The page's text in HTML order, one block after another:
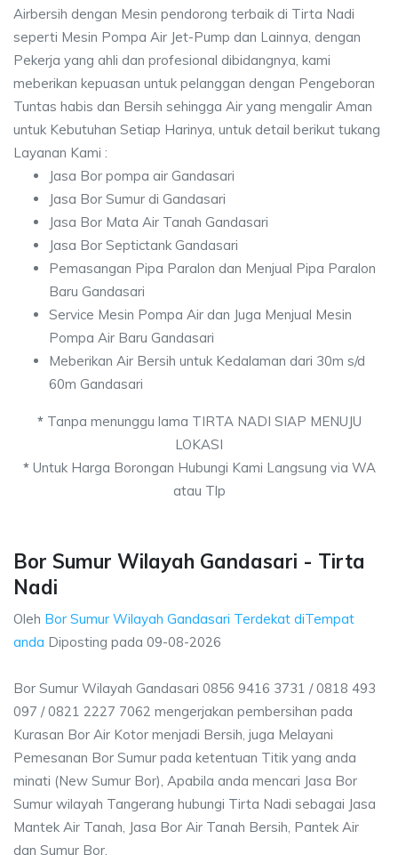
Airbersih dengan Mesin pendorong terbaik di Tirta Nadi
seperti Mesin Pompa Air Jet-Pump dan Lainnya, dengan
Pekerja yang ahli dan profesional dibidangnya, kami
meberikan kepuasan untuk pelanggan dengan Pengeboran
Tuntas habis dan Bersih sehingga Air yang mengalir Aman
untuk Kebutuhan Setiap Harinya, untuk detail berikut tukang
Layanan Kami :
Jasa Bor pompa air Gandasari
Jasa Bor Sumur di Gandasari
Jasa Bor Mata Air Tanah Gandasari
Jasa Bor Septictank Gandasari
Pemasangan Pipa Paralon dan Menjual Pipa Paralon
Baru Gandasari
Service Mesin Pompa Air dan Juga Menjual Mesin
Pompa Air Baru Gandasari
Meberikan Air Bersih untuk Kedalaman dari 30m s/d
60m Gandasari
*Tanpa menunggu lama TIRTA NADI SIAP MENUJU
LOKASI
*Untuk Harga Borongan Hubungi Kami Langsung via WA
atau Tlp
Bor Sumur Wilayah Gandasari - Tirta
Nadi
Oleh Bor Sumur Wilayah Gandasari Terdekat diTempat
anda Diposting pada 09-08-2026
Bor Sumur Wilayah Gandasari 0856 9416 3731 / 0818 493
097 / 0821 2227 7062 mengerjakan pembersihan pada
Kurasan Bor Air Kotor menjadi Bersih, juga Melayani
Pemesanan Bor Sumur pada ketentuan Titik yang anda
minati (New Sumur Bor), Apabila anda mencari Jasa Bor
Sumur wilayah Tangerang hubungi Tirta Nadi sebagai Jasa
Mantek Air Tanah, Jasa Bor Air Tanah Bersih, Pantek Air
dan Sumur Bor.